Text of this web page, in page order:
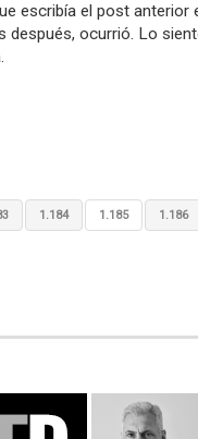
escribía el post anterior
después, ocurrió. Lo
1.184 1.185 1.186